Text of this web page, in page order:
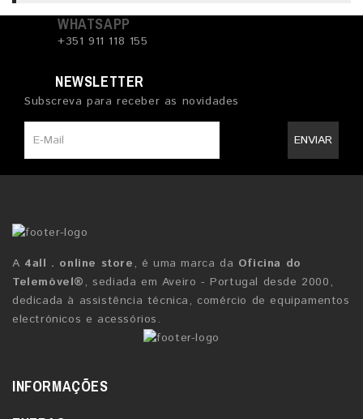
WHATSAPP
+351 911 118 155
NEWSLETTER
Subscreva para receber as novidades
ENVIAR
A 4all . online store , é uma marca da Oficina do
Telemóvel® , sediada em Aveiro - Portugal desde 2000,
dedicada à assistência técnica, comércio de equipamentos
electrónicos e acessórios.
INFORMAÇÕES